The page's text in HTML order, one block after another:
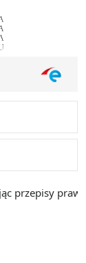
i inne
prawa